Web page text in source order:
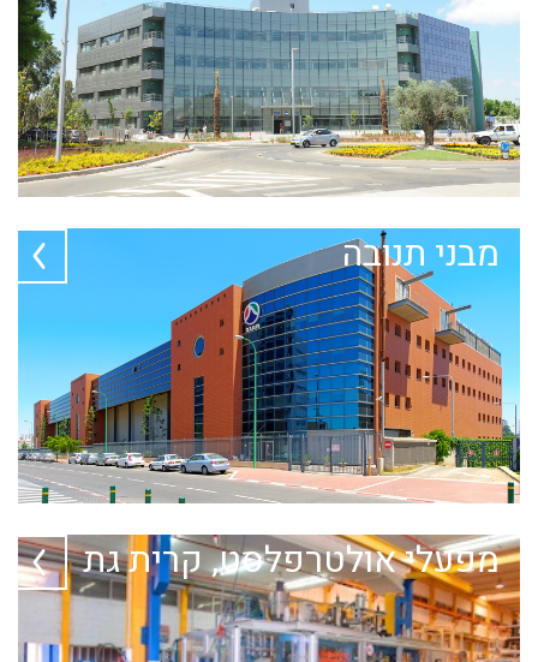
מבני תנובה
מפעלי אולטרפלסט, קרית גת